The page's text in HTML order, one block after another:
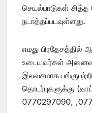
செயல்பாடுகள் சித்த
நடாத்தப்படவுள்ளது.
எமது பிரதேசத்தில்
உடையவர்கள்
இலவசமாக
தொடர்புகளுக்கு
0770297090,